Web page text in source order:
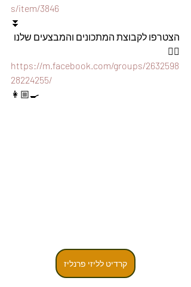
s/item/3846
⏬
הצטרפו לקבוצת המתכונים והמבצעים שלנו
👇🏽
https://m.facebook.com/groups/2632598
28224255/
👩🏼‍🍳
קרדיט לליזי פרנליז